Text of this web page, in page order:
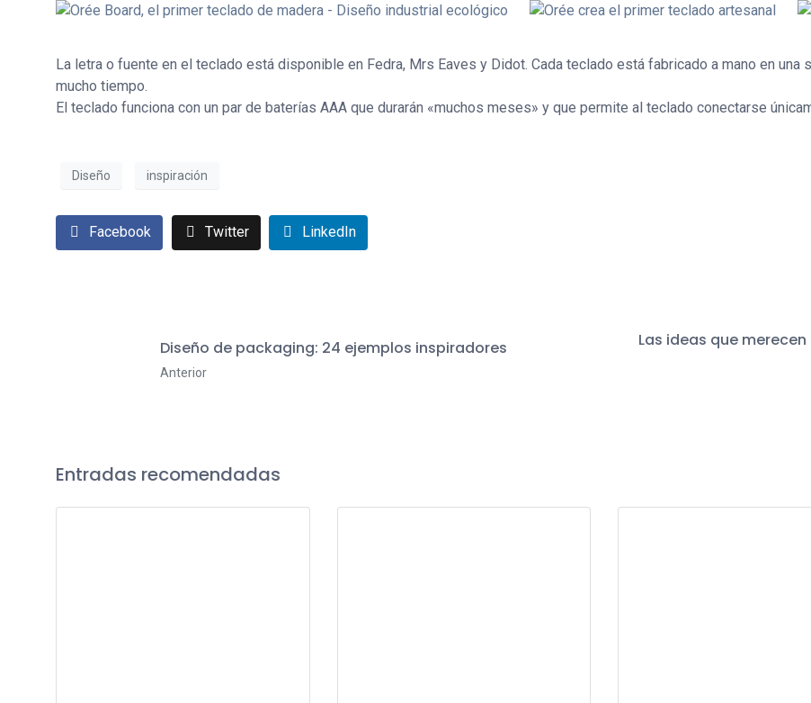
La letra o fuente en el teclado está disponible en Fedra, Mrs Eaves y Didot. Cada teclado está fabricado a mano en una
mucho tiempo.
El teclado funciona con un par de baterías AAA que durarán «muchos meses» y que permite al teclado conectarse
Diseño inspiración
Facebook Twitter LinkedIn
Diseño de packaging: 24 ejemplos inspiradores
Anterior
Las ideas que
Entradas recomendadas